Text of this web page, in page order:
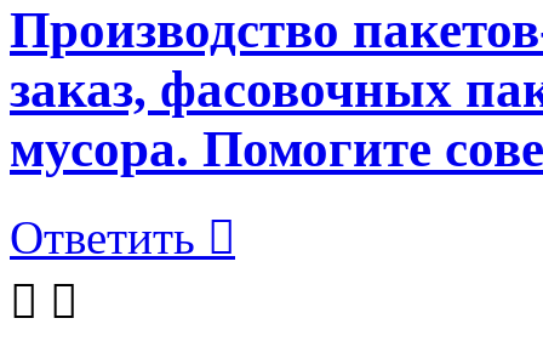
Производство
заказ, фасовочных
мусора. Помогите
Ответить